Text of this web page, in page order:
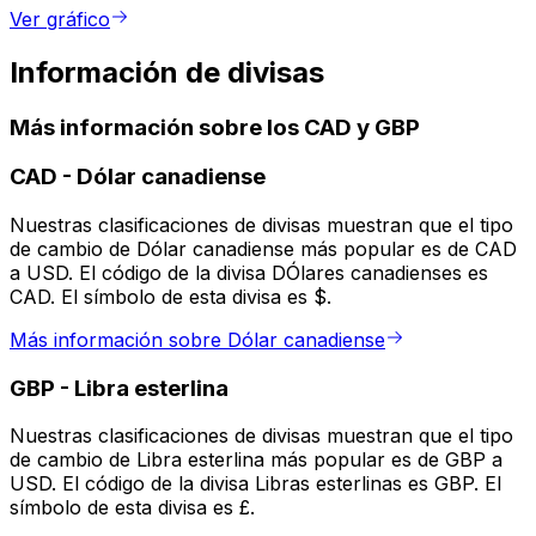
Ver gráfico
Información de divisas
Más información sobre los CAD y GBP
CAD - Dólar canadiense
Nuestras clasificaciones de divisas muestran que el tipo
de cambio de Dólar canadiense más popular es de CAD
a USD. El código de la divisa DÓlares canadienses es
CAD. El símbolo de esta divisa es $.
Más información sobre Dólar canadiense
GBP - Libra esterlina
Nuestras clasificaciones de divisas muestran que el tipo
de cambio de Libra esterlina más popular es de GBP a
USD. El código de la divisa Libras esterlinas es GBP. El
símbolo de esta divisa es £.